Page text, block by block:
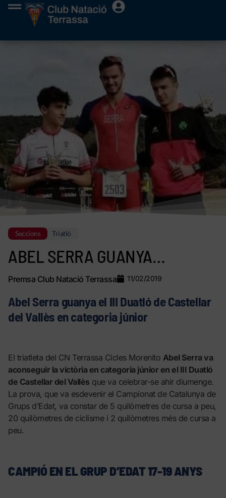
Seccions Triatló
ABEL SERRA GUANYA…
Premsa Club Natació Terrassa 11/02/2019
Abel Serra guanya el III Duatló de Castellar
del Vallès en categoria júnior
El triatleta del CN Terrassa Cicles Morenito Abel Serra va
aconseguir la victòria en categoria júnior en el III Duatló
de Castellar del Vallès que va celebrar-se ahir diumenge.
La prova, que va esdevenir el Campionat de Catalunya de
Grups d’Edat, va constar de 5 quilòmetres de cursa a peu,
20 quilòmetres de ciclisme i 2 quilòmetres més de cursa a
peu.
CAMPIÓ EN EL GRUP D’EDAT 17-19 ANYS